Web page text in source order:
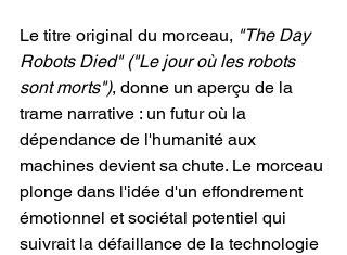
Le titre original du morceau, "The Day
Robots Died" ("Le jour où les robots
sont morts"), donne un aperçu de la
trame narrative : un futur où la
dépendance de l'humanité aux
machines devient sa chute. Le morceau
plonge dans l'idée d'un effondrement
émotionnel et sociétal potentiel qui
suivrait la défaillance de la technologie